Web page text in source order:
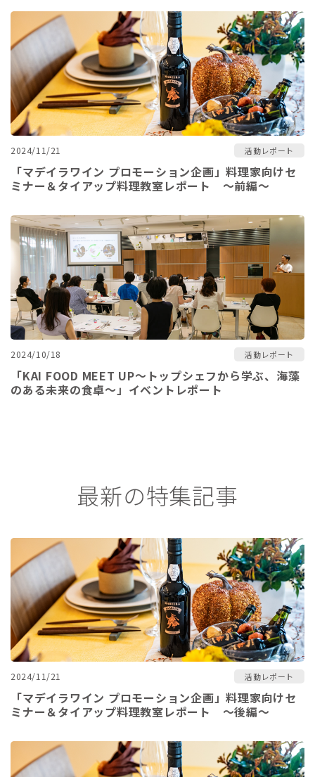
2024/11/21 活動レポート
「マデイラワイン プロモーション企画」料理家向けセ
ミナー＆タイアップ料理教室レポート ～前編～
2024/10/18 活動レポート
「KAI FOOD MEET UP～トップシェフから学ぶ、海藻
のある未来の食卓～」イベントレポート
最新の特集記事
2024/11/21 活動レポート
「マデイラワイン プロモーション企画」料理家向けセ
ミナー＆タイアップ料理教室レポート ～後編～